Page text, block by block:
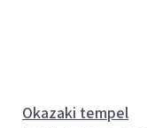
Okazaki tempel